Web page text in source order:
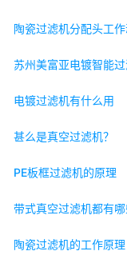
陶瓷过滤机分配头工
苏州美富亚电镀智能
电镀过滤机有什么用
甚么是真空过滤机？
PE板框过滤机的原理
带式真空过滤机都有哪
陶瓷过滤机的工作原理